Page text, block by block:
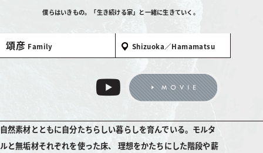
僕らはいきもの。「生き続ける家」と一緒に生きていく。
頌彦 Family Shizuoka／Hamamatsu
自然素材とともに自分たちらしい暮らしを育んでいる。モルタ
ルと無垢材それぞれを使った床、 理想をかたちにした階段や薪